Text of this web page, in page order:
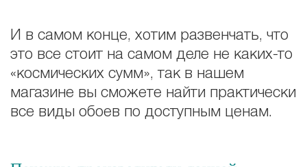
И в самом конце, хотим развенчать, что
это все стоит на самом деле не каких-то
«космических сумм», так в нашем
магазине вы сможете найти практически
все виды обоев по доступным ценам.